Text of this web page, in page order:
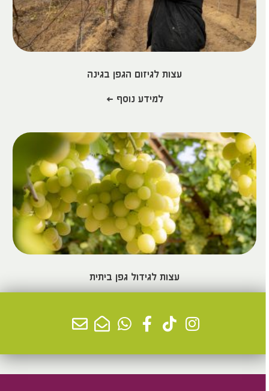
עצות לגיזום הגפן בגינה
למידע נוסף >
עצות לגידול גפן ביתית